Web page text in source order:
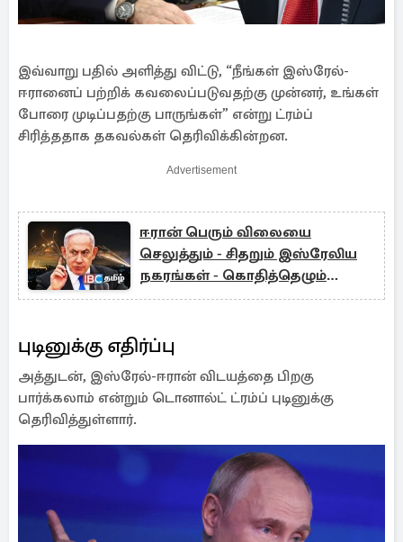
இவ்வாறு பதில் அளித்து விட்டு, “நீங்கள் இஸ்ரேல்-
ஈரானைப் பற்றிக் கவலைப்படுவதற்கு முன்னர், உங்கள்
போரை முடிப்பதற்கு பாருங்கள்” என்று ட்ரம்ப்
சிரித்ததாக தகவல்கள் தெரிவிக்கின்றன.
Advertisement
ஈரான் பெரும் விலையை
செலுத்தும் - சிதறும் இஸ்ரேலிய
நகரங்கள் - கொதித்தெழும்
இஸ்ரேலிய பிரதமர்
புடினுக்கு எதிர்ப்பு
அத்துடன், இஸ்ரேல்-ஈரான் விடயத்தை பிறகு
பார்க்கலாம் என்றும் டொனால்ட் ட்ரம்ப் புடினுக்கு
தெரிவித்துள்ளார்.